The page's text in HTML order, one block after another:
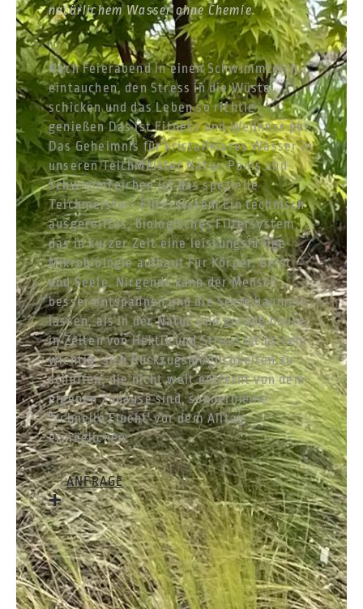
natürlichem Wasser ohne Chemie.
Nach Feierabend in einen Schwimmteich
eintauchen, den Stress in die Wüste
schicken und das Leben so richtig
genießen Das ist Fitness und Wellness pur
Das Geheimnis für kristallklares Wasser in
unseren TeichMeister Natur-Pools und
Schwimmteichen ist das spezielle
Teichmeister- Filtersystem Ein technisch
ausgereiftes, biologisches Filtersystem,
das in kurzer Zeit eine leistungsfähige
Mikrobiologie aufbaut Für Körper. Geist
und Seele. Nirgends kann der Mensch
besser entspannen und die Seele baumeln
lassen, als in der Natur Und gerade heute,
in Zeiten von Hektik und Stress ist es sehr
wichtig, sich Rückzugsmöglichkeiten zu
schaffen, die nicht weit entfernt von dem
eigenen Zuhause sind, sondern eine
"schnelle Flucht' vor dem Alltag
ermöglichen.
ANFRAGE